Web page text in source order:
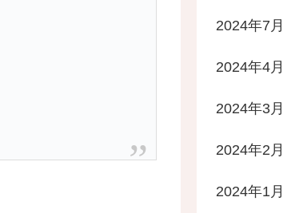
2024年7月
2024年4月
2024年3月
2024年2月
2024年1月